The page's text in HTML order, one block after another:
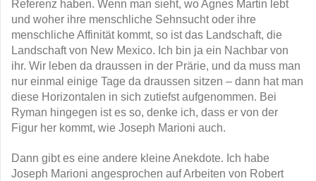
Referenz haben. Wenn man sieht, wo Agnes Martin lebt
und woher ihre menschliche Sehnsucht oder ihre
menschliche Affinität kommt, so ist das Landschaft, die
Landschaft von New Mexico. Ich bin ja ein Nachbar von
ihr. Wir leben da draussen in der Prärie, und da muss man
nur einmal einige Tage da draussen sitzen – dann hat man
diese Horizontalen in sich zutiefst aufgenommen. Bei
Ryman hingegen ist es so, denke ich, dass er von der
Figur her kommt, wie Joseph Marioni auch.
Dann gibt es eine andere kleine Anekdote. Ich habe
Joseph Marioni angesprochen auf Arbeiten von Robert